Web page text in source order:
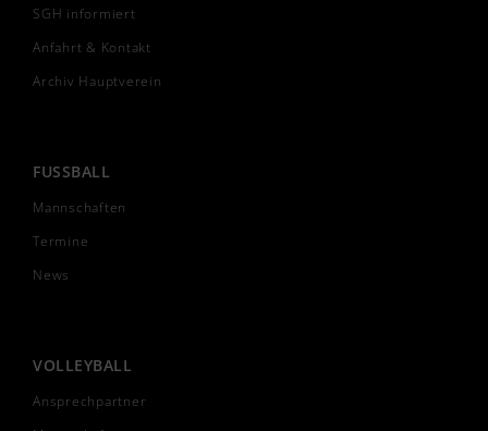
SGH informiert
Anfahrt & Kontakt
Archiv Hauptverein
FUSSBALL
Mannschaften
Termine
News
VOLLEYBALL
Ansprechpartner